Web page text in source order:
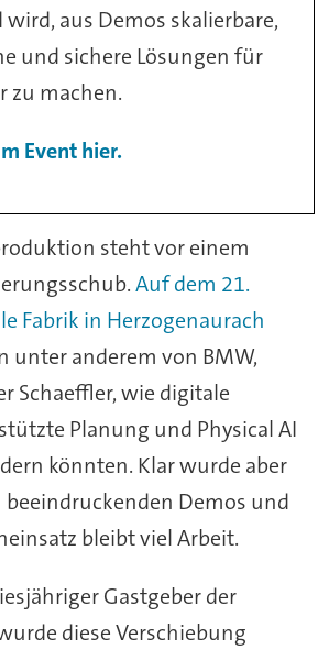
aus Demos skalierbare,
und sichere Lösungen für
zu machen.
Event hier.
steht vor einem
Auf dem 21.
Fabrik in Herzogenaurach
unter anderem von BMW,
Schaeffler, wie digitale
Planung und Physical AI
könnten. Klar wurde aber
Demos und
bleibt viel Arbeit.
Gastgeber der
diese Verschiebung